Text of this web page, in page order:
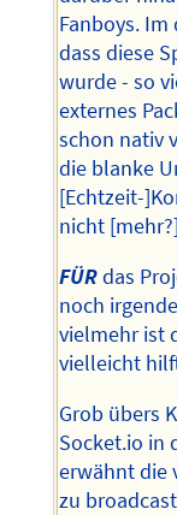
Fanboys.
dass diese
wurde - so
externes
schon nativ
die blanke
[Echtzeit-
nicht
FÜRdas
noch
vielmehr ist
vielleicht
Grob übers
Socket.io in
erwähnt die
zu